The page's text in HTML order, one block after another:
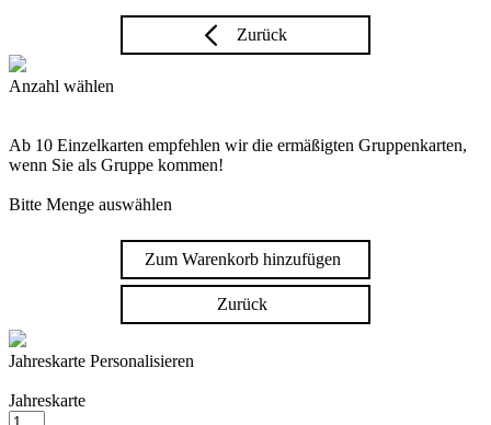
Zurück
Anzahl wählen
Ab 10 Einzelkarten empfehlen wir die ermäßigten Gruppenkarten,
wenn Sie als Gruppe kommen!
Bitte Menge auswählen
Zum Warenkorb hinzufügen
Zurück
Jahreskarte Personalisieren
Jahreskarte